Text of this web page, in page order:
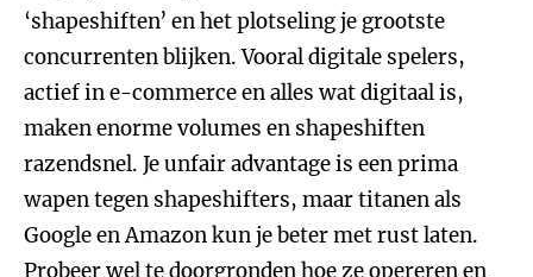
‘shapeshiften’ en het plotseling je grootste
concurrenten blijken. Vooral digitale spelers,
actief in e-commerce en alles wat digitaal is,
maken enorme volumes en shapeshiften
razendsnel. Je unfair advantage is een prima
wapen tegen shapeshifters, maar titanen als
Google en Amazon kun je beter met rust laten.
Probeer wel te doorgronden hoe ze opereren en